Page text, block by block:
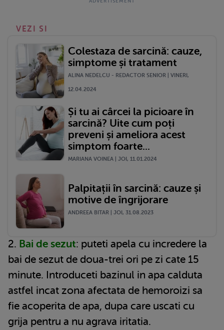
VEZI SI
Colestaza de sarcină: cauze,
simptome și tratament
ALINA NEDELCU - REDACTOR SENIOR | VINERI,
12.04.2024
Și tu ai cârcei la picioare în
sarcină? Uite cum poți
preveni și ameliora acest
simptom foarte...
MARIANA VOINEA | JOI, 11.01.2024
Palpitații în sarcină: cauze și
motive de îngrijorare
ANDREEA BITAR | JOI, 31.08.2023
2. Bai de sezut: puteti apela cu incredere la
bai de sezut de doua-trei ori pe zi cate 15
minute. Introduceti bazinul in apa calduta
astfel incat zona afectata de hemoroizi sa
fie acoperita de apa, dupa care uscati cu
grija pentru a nu agrava iritatia.